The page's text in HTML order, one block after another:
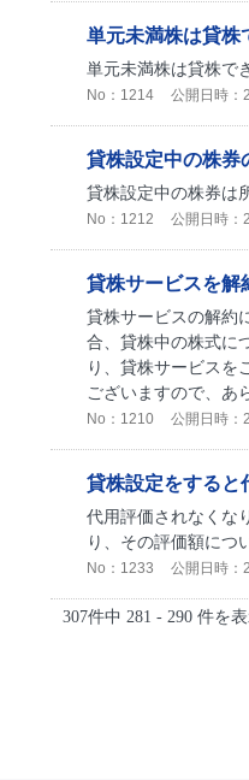
単元未満株は貸株
単元未満株は貸株で
No：1214 公開日時：
貸株設定中の株券
貸株設定中の株券は
No：1212 公開日時：
貸株サービスを解
貸株サービスの解約
合、貸株中の株式に
り、貸株サービスを
ございますので、あ
No：1210 公開日時：
貸株設定をすると
代用評価されなくな
り、その評価額につ
No：1233 公開日時：
307件中 281 - 290 件を